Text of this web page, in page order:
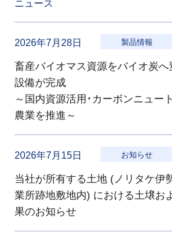
ニュース
2026年7月28日 製品情報
畜産バイオマス資源をバイオ炭
設備が完成
～国内資源活用･カーボンニュー
農業を推進～
2026年7月15日 お知らせ
当社が所有する土地 (ノリタケ伊
業所跡地敷地内) における土壌お
果のお知らせ